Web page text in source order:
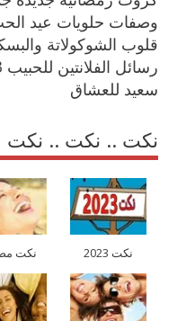
وصفات حلويات عيد
قلوب الشوكولاتة
سعيد للعشاق
نكت .. نكت .. نكت
نكت 2023 نكت